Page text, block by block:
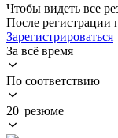
Чтобы видеть все
После регистрации
Зарегистрироваться
За всё время
По соответствию
20 резюме